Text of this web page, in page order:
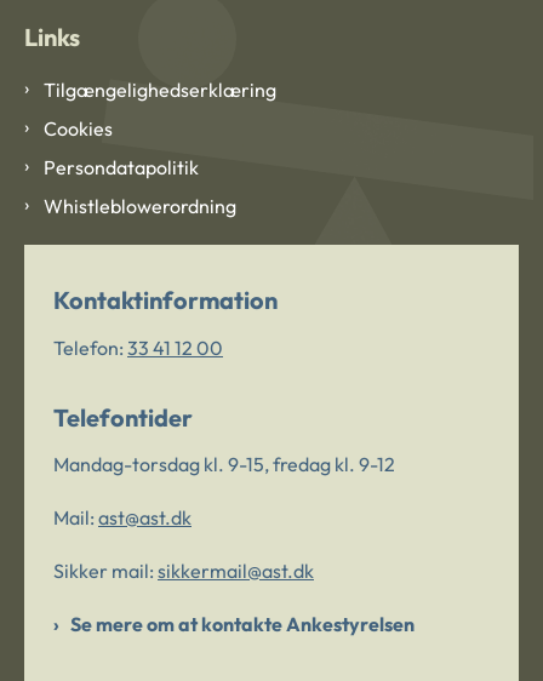
Links
Tilgængelighedserklæring
Cookies
Persondatapolitik
Whistleblowerordning
Kontaktinformation
Telefon: 33 41 12 00
Telefontider
Mandag-torsdag kl. 9-15, fredag kl. 9-12
Mail: ast@ast.dk
Sikker mail: sikkermail@ast.dk
Se mere om at kontakte Ankestyrelsen